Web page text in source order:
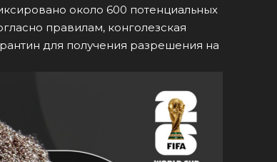
около 600 потенциальных
правилам, конголезская
для получения разрешения на